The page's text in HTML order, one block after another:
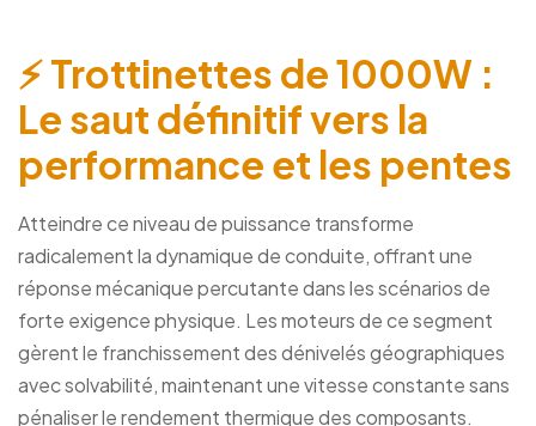
⚡ Trottinettes de 1000W :
Le saut définitif vers la
performance et les pentes
Atteindre ce niveau de puissance transforme
radicalement la dynamique de conduite, offrant une
réponse mécanique percutante dans les scénarios de
forte exigence physique. Les moteurs de ce segment
gèrent le franchissement des dénivelés géographiques
avec solvabilité, maintenant une vitesse constante sans
pénaliser le rendement thermique des composants.